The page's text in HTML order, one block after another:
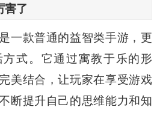
害了
一款普通的益智类手游，更
式。它通过寓教于乐的形
美结合，让玩家在享受游戏
断提升自己的思维能力和知